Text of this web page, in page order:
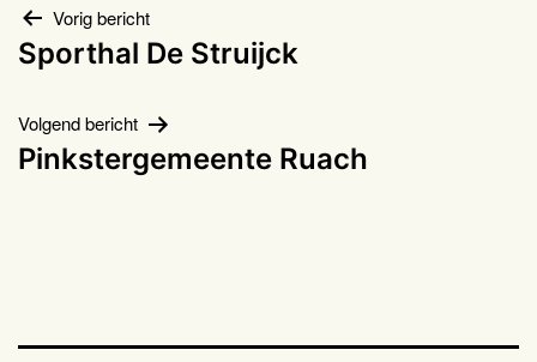
Bericht
navigatie
Vorig bericht
Sporthal De Struijck
Volgend bericht
Pinkstergemeente Ruach